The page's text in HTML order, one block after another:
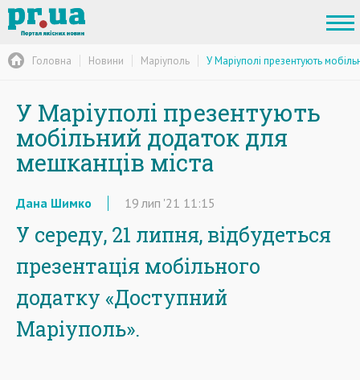
Головна Новини Маріуполь У Маріуполі презентують
У Маріуполі презентують
мобільний додаток для
мешканців міста
Дана Шимко 19 лип '21 11:15
У середу, 21 липня, відбудеться
презентація мобільного
додатку «Доступний
Маріуполь».